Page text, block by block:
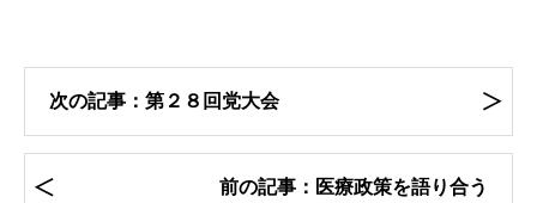
次の記事：第２８回党大会
前の記事：医療政策を語り合う